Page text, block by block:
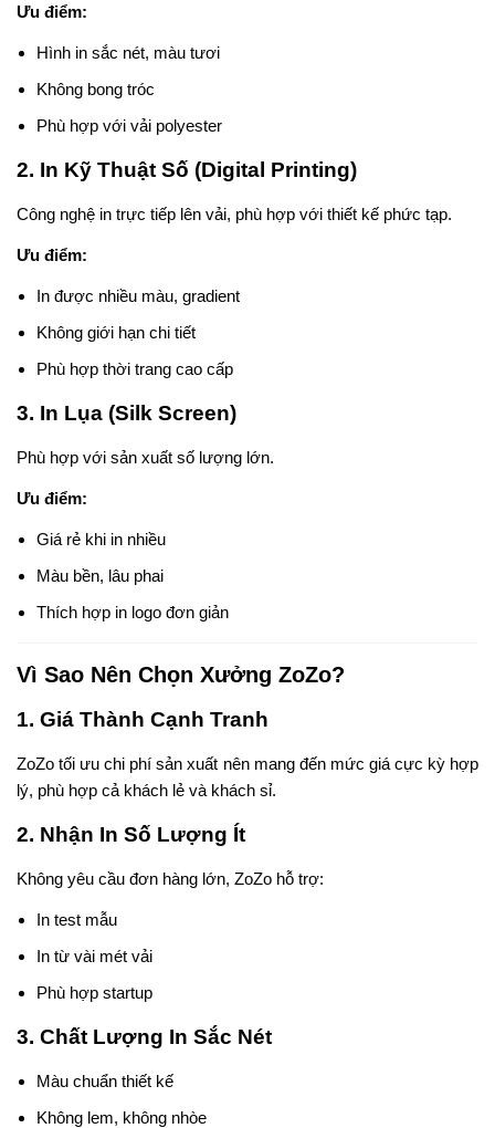
Ưu điểm:
Hình in sắc nét, màu tươi
Không bong tróc
Phù hợp với vải polyester
2. In Kỹ Thuật Số (Digital Printing)
Công nghệ in trực tiếp lên vải, phù hợp với thiết kế phức tạp.
Ưu điểm:
In được nhiều màu, gradient
Không giới hạn chi tiết
Phù hợp thời trang cao cấp
3. In Lụa (Silk Screen)
Phù hợp với sản xuất số lượng lớn.
Ưu điểm:
Giá rẻ khi in nhiều
Màu bền, lâu phai
Thích hợp in logo đơn giản
Vì Sao Nên Chọn Xưởng ZoZo?
1. Giá Thành Cạnh Tranh
ZoZo tối ưu chi phí sản xuất nên mang đến mức giá cực kỳ hợp
lý, phù hợp cả khách lẻ và khách sỉ.
2. Nhận In Số Lượng Ít
Không yêu cầu đơn hàng lớn, ZoZo hỗ trợ:
In test mẫu
In từ vài mét vải
Phù hợp startup
3. Chất Lượng In Sắc Nét
Màu chuẩn thiết kế
Không lem, không nhòe